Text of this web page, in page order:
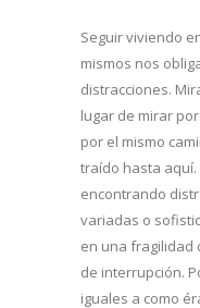
Seguir viviendo
mismos nos
distracciones.
lugar de mirar
por el mismo
traído hasta
encontrando
variadas o
en una fragilidad
de interrupción.
iguales a como